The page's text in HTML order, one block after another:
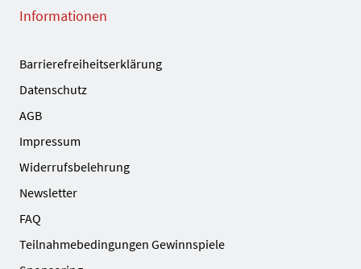
Informationen
Barrierefreiheitserklärung
Datenschutz
AGB
Impressum
Widerrufsbelehrung
Newsletter
FAQ
Teilnahmebedingungen Gewinnspiele